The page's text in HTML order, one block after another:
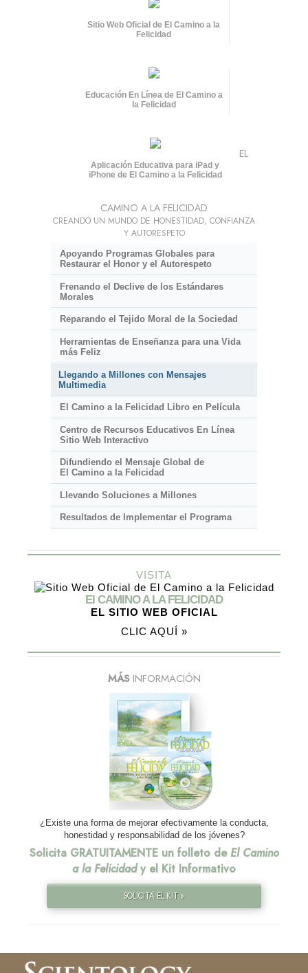
Sitio Web Oficial de El Camino a la
Felicidad
Educación En Línea de El Camino a
la Felicidad
Aplicación Educativa para iPad y
iPhone de El Camino a la Felicidad
EL
CAMINO A LA FELICIDAD
CREANDO UN MUNDO DE HONESTIDAD, CONFIANZA
Y AUTORESPETO
Apoyando Programas Globales para
Restaurar el Honor y el Autorespeto
Frenando el Declive de los Estándares
Morales
Reparando el Tejido Moral de la Sociedad
Herramientas de Enseñanza para una Vida
más Feliz
Llegando a Millones con Mensajes
Multimedia
El Camino a la Felicidad Libro en Película
Centro de Recursos Educativos En Línea
Sitio Web Interactivo
Difundiendo el Mensaje Global de
El Camino a la Felicidad
Llevando Soluciones a Millones
Resultados de Implementar el Programa
VISITA
El CAMINO A LA FELICIDAD
EL SITIO WEB OFICIAL
CLIC AQUÍ »
MÁSINFORMACIÓN
¿Existe una forma de mejorar efectivamente la conducta,
honestidad y responsabilidad de los jóvenes?
Solicita GRATUITAMENTE un folleto de El Camino
a la Felicidady el Kit Informativo
SOLICITA EL KIT »